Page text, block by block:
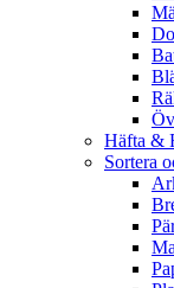
Häfta &
Sortera